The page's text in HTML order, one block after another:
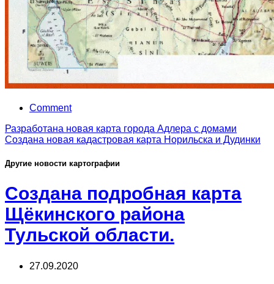
Comment
Разработана новая карта города Адлера с домами
Создана новая кадастровая карта Норильска и Дудинки
Другие новости картографии
Создана подробная карта
Щёкинского района
Тульской области.
27.09.2020